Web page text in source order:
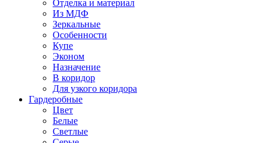
Отделка и материал
Из МДФ
Зеркальные
Особенности
Купе
Эконом
Назначение
В коридор
Для узкого коридора
Гардеробные
Цвет
Белые
Светлые